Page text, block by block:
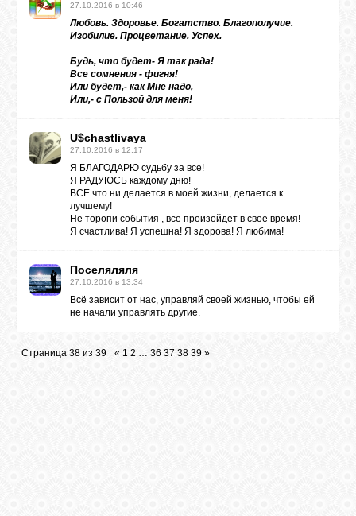
27.10.2016 в 10:46
Любовь. Здоровье. Богатство. Благополучие.
Изобилие. Процветание. Успех.
Будь, что будет- Я так рада!
Все сомнения - фигня!
Или будет,- как Мне надо,
Или,- с Пользой для меня!
U$chastlivaya
27.10.2016 в 12:17
Я БЛАГОДАРЮ судьбу за все!
Я РАДУЮСЬ каждому дню!
ВСЕ что ни делается в моей жизни, делается к
лучшему!
Не торопи события , все произойдет в свое время!
Я счастлива! Я успешна! Я здорова! Я любима!
Поселяляля
27.10.2016 в 13:34
Всё зависит от нас, управляй своей жизнью, чтобы ей
не начали управлять другие.
Страница 38 из 39 « 1 2 … 36 37 38 39 »